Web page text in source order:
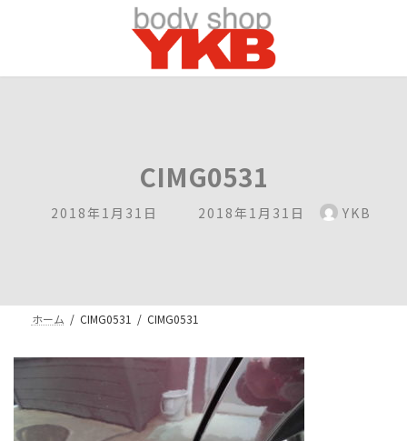
ツ
シ
CIMG0531
2018年1月31日
最
時
:
2018年1月31日 YKB
ホーム CIMG0531 CIMG0531